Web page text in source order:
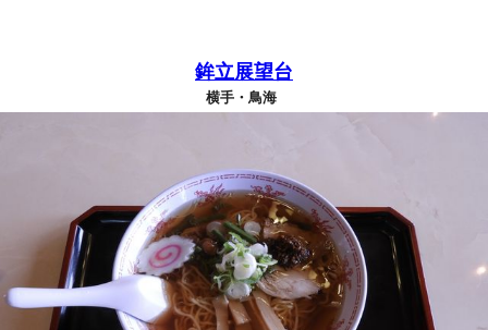
鉾立展望台
横手・鳥海